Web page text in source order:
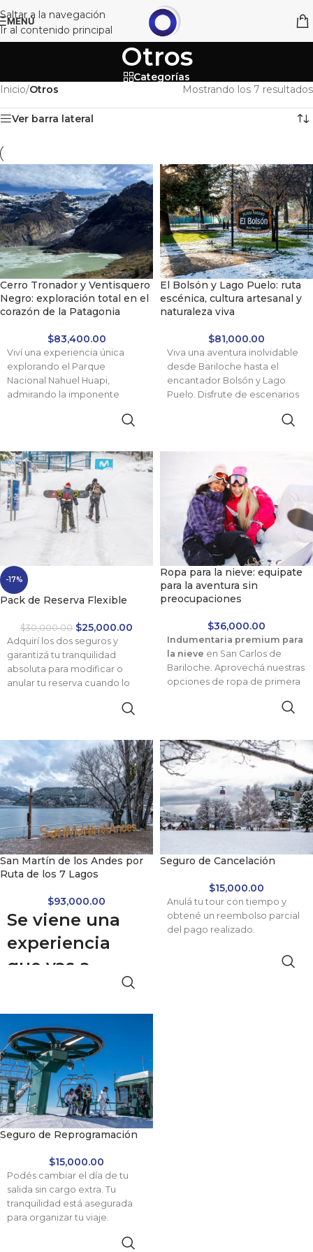
Saltar a la navegación
Ir al contenido principal
MENÚ
Otros
Categorías
Inicio/Otros Mostrando los 7 resultados
Ver barra lateral
Cerro Tronador y Ventisquero
Negro: exploración total en el
corazón de la Patagonia
$83,400.00
Viví una experiencia única
explorando el Parque
Nacional Nahuel Huapi,
admirando la imponente
combinación ideal de paisajes
naturales, aventura y
comodidad.
El Bolsón y Lago Puelo: ruta
escénica, cultura artesanal y
naturaleza viva
$81,000.00
Viva una aventura inolvidable
desde Bariloche hasta el
encantador Bolsón y Lago
Puelo. Disfrute de escenarios
propuesta única y exclusiva.
-17%
Pack de Reserva Flexible
$30,000.00 $25,000.00
Adquirí los dos seguros y
garantizá tu tranquilidad
absoluta para modificar o
anular tu reserva cuando lo
Ropa para la nieve: equipate
para la aventura sin
preocupaciones
$36,000.00
Indumentaria premium para
la nieve en San Carlos de
Bariloche. Aprovechá nuestras
opciones de ropa de primera
invernales únicas con máxima
seguridad y distinción!
San Martín de los Andes por
Ruta de los 7 Lagos
$93,000.00
Se viene una
experiencia
que vas a
siempre
Permití que el entorno te
maraville mientras transitás la
ruta de los 7 lagos
San Martín de los Andes.
Descubrí escenarios
impactantes y recorré una
ciudad cautivante, enmarcada
por naturaleza. ¡Reservá tu
incomparable!
Seguro de Cancelación
$15,000.00
Anulá tu tour con tiempo y
obtené un reembolso parcial
del pago realizado.
Seguro de Reprogramación
$15,000.00
Podés cambiar el día de tu
salida sin cargo extra. Tu
tranquilidad está asegurada
para organizar tu viaje.